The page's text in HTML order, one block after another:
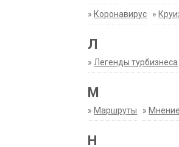
» Коронавирус »
Л
» Легенды турбизнеса
М
» Маршруты » Мнение
Н